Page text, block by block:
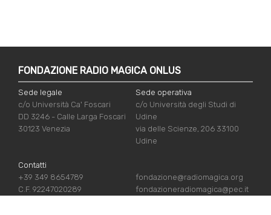
FONDAZIONE RADIO MAGICA ONLUS
Sede legale
c/o Università Ca' Foscari
DD 3246 - Calle Larga Foscari
30123 Venezia
Sede operativa
c/o Università degli Studi di
Udine
via delle Scienze, 206 33100
Udine
Contatti
+39 349 8654789
C.F. 92247020289
fondazione@radiomagica.org
fondazioneradiomagica@pec.it